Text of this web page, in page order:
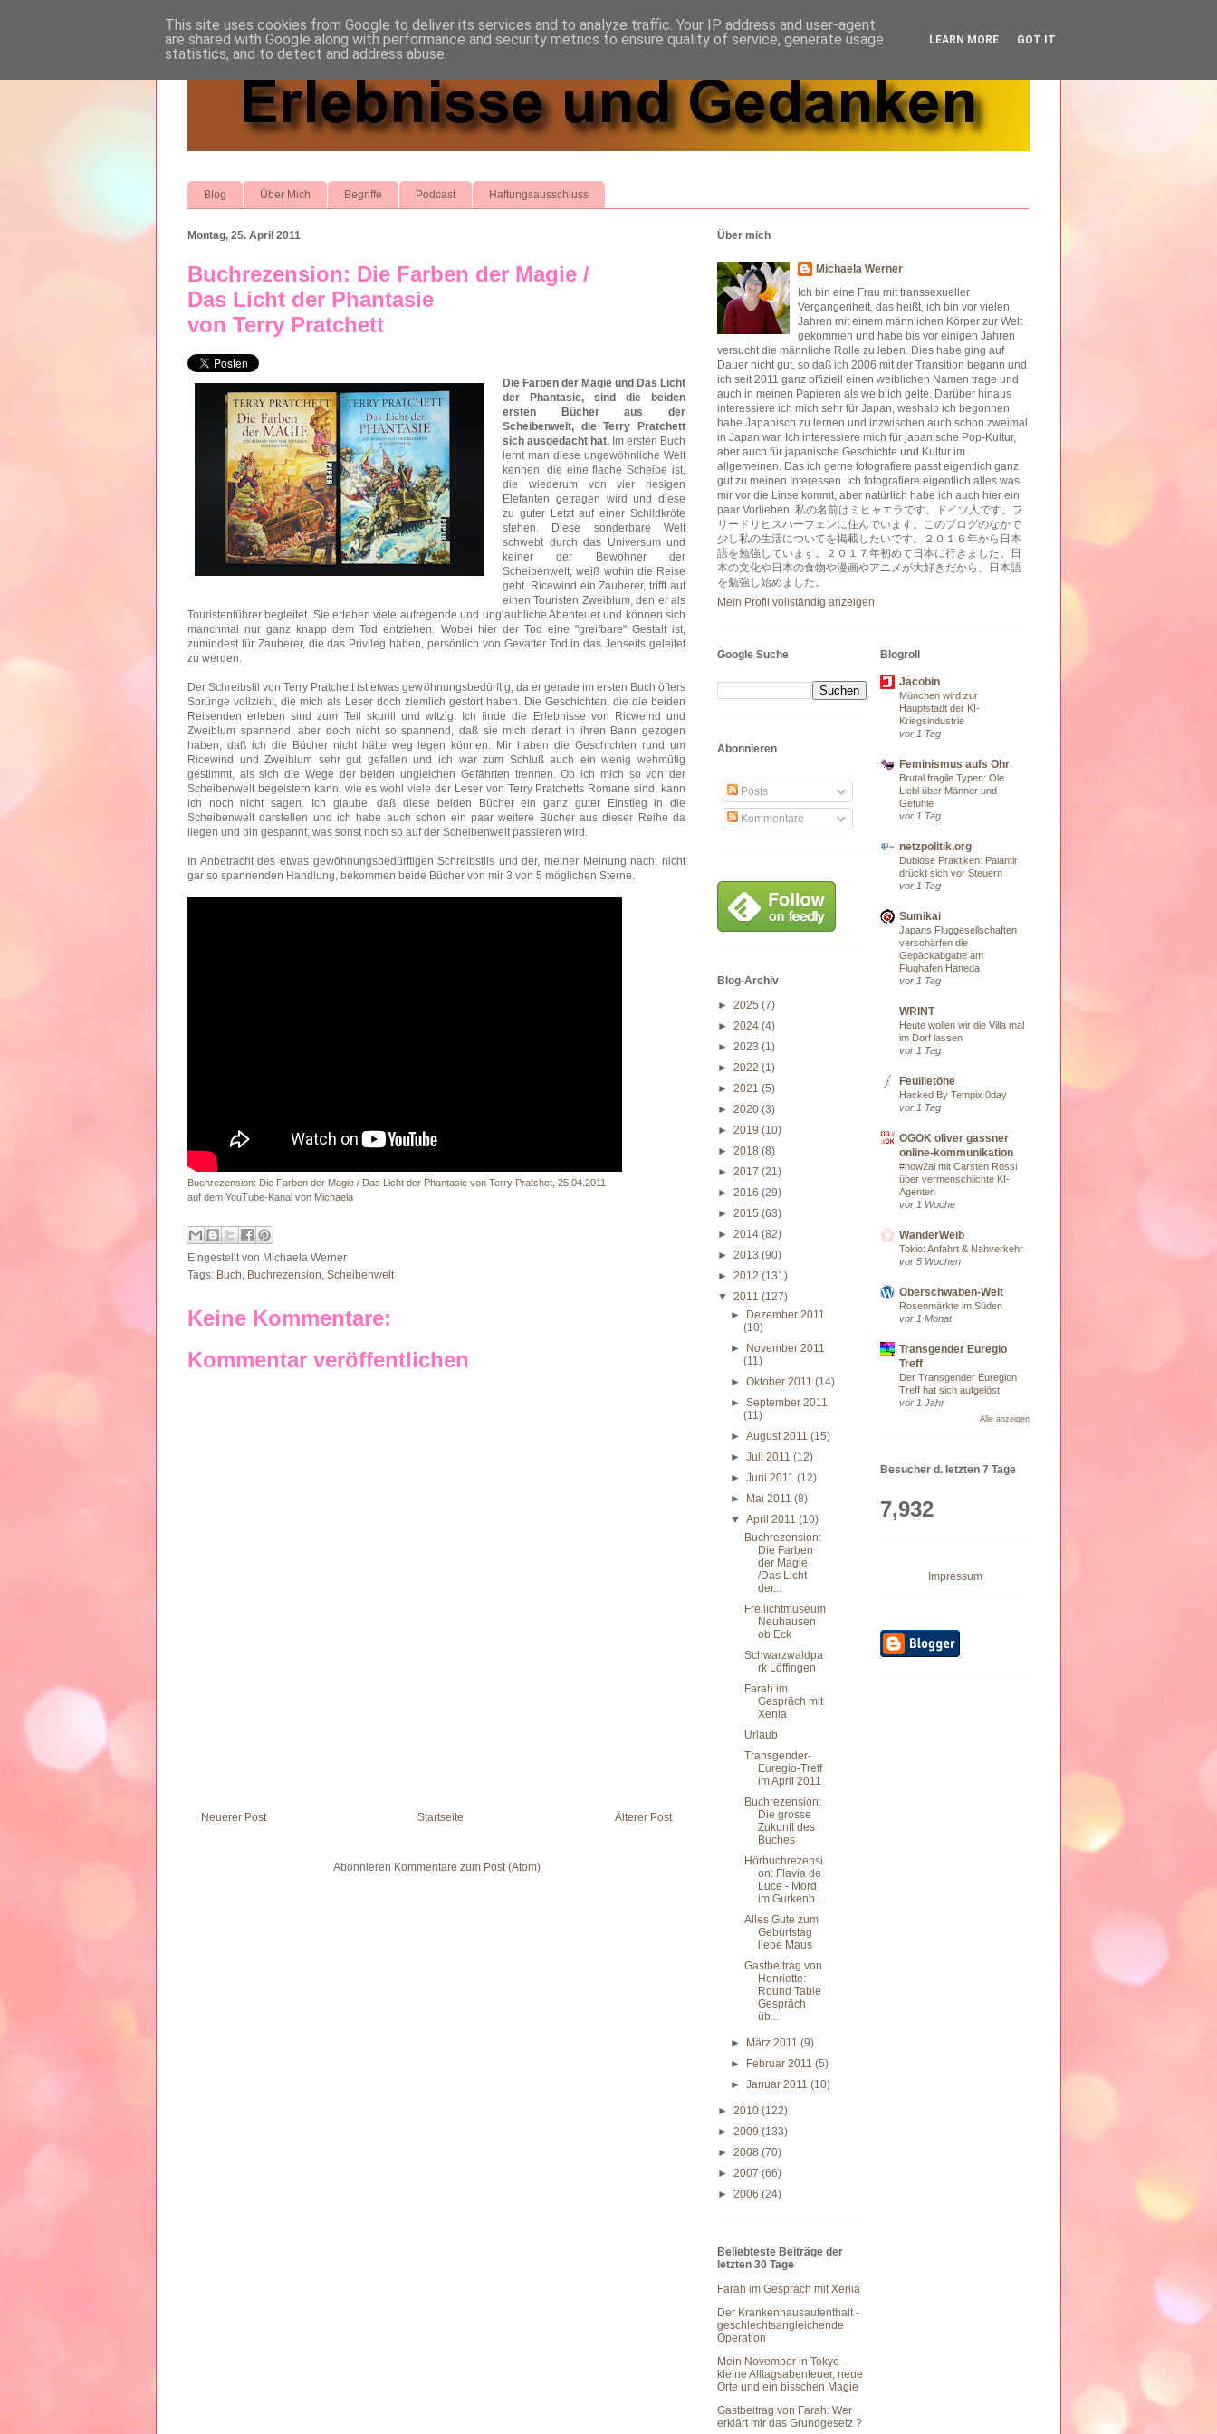
Blog Über Mich Begriffe Podcast Haftungsausschluss
Montag, 25. April 2011
Buchrezension: Die Farben der Magie /
Das Licht der Phantasie
von Terry Pratchett
Die Farben der Magie und Das Licht
der Phantasie, sind die beiden
ersten Bücher aus der
Scheibenwelt, die Terry Pratchett
sich ausgedacht hat. Im ersten Buch
lernt man diese ungewöhnliche Welt
kennen, die eine flache Scheibe ist,
die wiederum von vier riesigen
Elefanten getragen wird und diese
zu guter Letzt auf einer Schildkröte
stehen. Diese sonderbare Welt
schwebt durch das Universum und
keiner der Bewohner der
Scheibenwelt, weiß wohin die Reise
geht. Ricewind ein Zauberer, trifft auf
einen Touristen Zweiblum, den er als
Touristenführer begleitet. Sie erleben viele aufregende und unglaubliche Abenteuer und können sich
manchmal nur ganz knapp dem Tod entziehen. Wobei hier der Tod eine "greifbare" Gestalt ist,
zumindest für Zauberer, die das Privileg haben, persönlich von Gevatter Tod in das Jenseits geleitet
zu werden.
Der Schreibstil von Terry Pratchett ist etwas gewöhnungsbedürftig, da er gerade im ersten Buch öfters
Sprünge vollzieht, die mich als Leser doch ziemlich gestört haben. Die Geschichten, die die beiden
Reisenden erleben sind zum Teil skurill und witzig. Ich finde die Erlebnisse von Ricweind und
Zweiblum spannend, aber doch nicht so spannend, daß sie mich derart in ihren Bann gezogen
haben, daß ich die Bücher nicht hätte weg legen können. Mir haben die Geschichten rund um
Ricewind und Zweiblum sehr gut gefallen und ich war zum Schluß auch ein wenig wehmütig
gestimmt, als sich die Wege der beiden ungleichen Gefährten trennen. Ob ich mich so von der
Scheibenwelt begeistern kann, wie es wohl viele der Leser von Terry Pratchetts Romane sind, kann
ich noch nicht sagen. Ich glaube, daß diese beiden Bücher ein ganz guter Einstieg in die
Scheibenwelt darstellen und ich habe auch schon ein paar weitere Bücher aus dieser Reihe da
liegen und bin gespannt, was sonst noch so auf der Scheibenwelt passieren wird.
In Anbetracht des etwas gewöhnungsbedürftigen Schreibstils und der, meiner Meinung nach, nicht
gar so spannenden Handlung, bekommen beide Bücher von mir 3 von 5 möglichen Sterne.
Buchrezension: Die Farben der Magie / Das Licht der Phantasie von Terry Pratchet, 25.04.2011
auf dem YouTube-Kanal von Michaela
Eingestellt von Michaela Werner
Tags: Buch Buchrezension Scheibenwelt
Keine Kommentare:
Kommentar veröffentlichen
Neuerer Post Älterer Post
Startseite
Abonnieren Kommentare zum Post (Atom)
Über mich
Michaela Werner
Ich bin eine Frau mit transsexueller
Vergangenheit, das heißt, ich bin vor vielen
Jahren mit einem männlichen Körper zur Welt
gekommen und habe bis vor einigen Jahren
versucht die männliche Rolle zu leben. Dies habe ging auf
Dauer nicht gut, so daß ich 2006 mit der Transition begann und
ich seit 2011 ganz offiziell einen weiblichen Namen trage und
auch in meinen Papieren als weiblich gelte. Darüber hinaus
interessiere ich mich sehr für Japan, weshalb ich begonnen
habe Japanisch zu lernen und inzwischen auch schon zweimal
in Japan war. Ich interessiere mich für japanische Pop-Kultur,
aber auch für japanische Geschichte und Kultur im
allgemeinen. Das ich gerne fotografiere passt eigentlich ganz
gut zu meinen Interessen. Ich fotografiere eigentlich alles was
mir vor die Linse kommt, aber natürlich habe ich auch hier ein
paar Vorlieben. 私の名前はミヒャエラです。ドイツ人です。フ
リードリヒスハーフェンに住んでいます。このブログのなかで
少し私の生活についてを掲載したいです。２０１６年から日本
語を勉強しています。２０１７年初めて日本に行きました。日
本の文化や日本の食物や漫画やアニメが大好きだから、日本語
を勉強し始めました。
Mein Profil vollständig anzeigen
Google Suche
Abonnieren
Posts
Kommentare
Blog-Archiv
► 2025 (7)
► 2024 (4)
► 2023 (1)
► 2022 (1)
► 2021 (5)
► 2020 (3)
► 2019 (10)
► 2018 (8)
► 2017 (21)
► 2016 (29)
► 2015 (63)
► 2014 (82)
► 2013 (90)
► 2012 (131)
▼ 2011 (127)
►
Dezember 2011
(10)
►
November 2011
(11)
►Oktober 2011(14)
►September 2011
(11)
►August 2011(15)
►Juli 2011(12)
►Juni 2011(12)
►
Mai 2011(8)
▼April 2011(10)
Buchrezension:
Die Farben
der Magie
/Das Licht
der...
Freilichtmuseum
Neuhausen
ob Eck
Schwarzwaldpa
rk Löffingen
Farah im
Gespräch mit
Xenia
Urlaub
Transgender-
Euregio-Treff
im April 2011
Buchrezension:
Die grosse
Zukunft des
Buches
Hörbuchrezensi
on: Flavia de
Luce - Mord
im Gurkenb...
Alles Gute zum
Geburtstag
liebe Maus
Gastbeitrag von
Henriette:
Round Table
Gespräch
üb...
► März 2011(9)
►
Februar 2011(5)
►Januar 2011(10)
► 2010 (122)
► 2009 (133)
► 2008 (70)
► 2007 (66)
► 2006 (24)
Beliebteste Beiträge der
letzten 30 Tage
Farah im Gespräch mit Xenia
Der Krankenhausaufenthalt -
geschlechtsangleichende
Operation
Mein November in Tokyo –
kleine Alltagsabenteuer, neue
Orte und ein bisschen Magie
Gastbeitrag von Farah: Wer
erklärt mir das Grundgesetz ?
Blogroll
Jacobin
München wird zur
Hauptstadt der KI-
Kriegsindustrie
vor 1 Tag
Feminismus aufs Ohr
Brutal fragile Typen: Ole
Liebl über Männer und
Gefühle
vor 1 Tag
netzpolitik.org
Dubiose Praktiken: Palantir
drückt sich vor Steuern
vor 1 Tag
Sumikai
Japans Fluggesellschaften
verschärfen die
Gepäckabgabe am
Flughafen Haneda
vor 1 Tag
WRINT
Heute wollen wir die Villa mal
im Dorf lassen
vor 1 Tag
Feuilletöne
Hacked By Tempix 0day
vor 1 Tag
OGOK oliver gassner
online-kommunikation
#how2ai mit Carsten Rossi
über vermenschlichte KI-
Agenten
vor 1 Woche
WanderWeib
Tokio: Anfahrt & Nahverkehr
vor 5 Wochen
Oberschwaben-Welt
Rosenmärkte im Süden
vor 1 Monat
Transgender Euregio
Treff
Der Transgender Euregion
Treff hat sich aufgelöst
vor 1 Jahr
Alle anzeigen
Besucher d. letzten 7 Tage
7,932
Impressum
This site uses cookies from Google to deliver its services and to analyze traffic. Your IP address and user-agent
are shared with Google along with performance and security metrics to ensure quality of service, generate usage
statistics, and to detect and address abuse.
LEARN MORE GOT IT